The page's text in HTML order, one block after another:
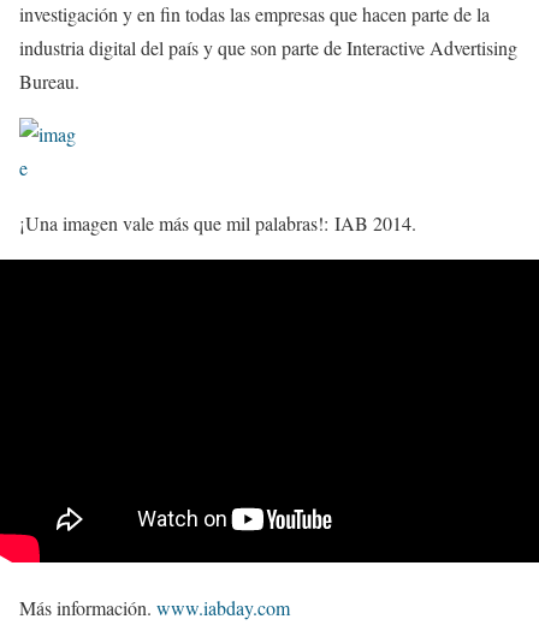
investigación y en fin todas las empresas que hacen parte de la
industria digital del país y que son parte de Interactive Advertising
Bureau.
¡Una imagen vale más que mil palabras!: IAB 2014.
Más información. www.iabday.com